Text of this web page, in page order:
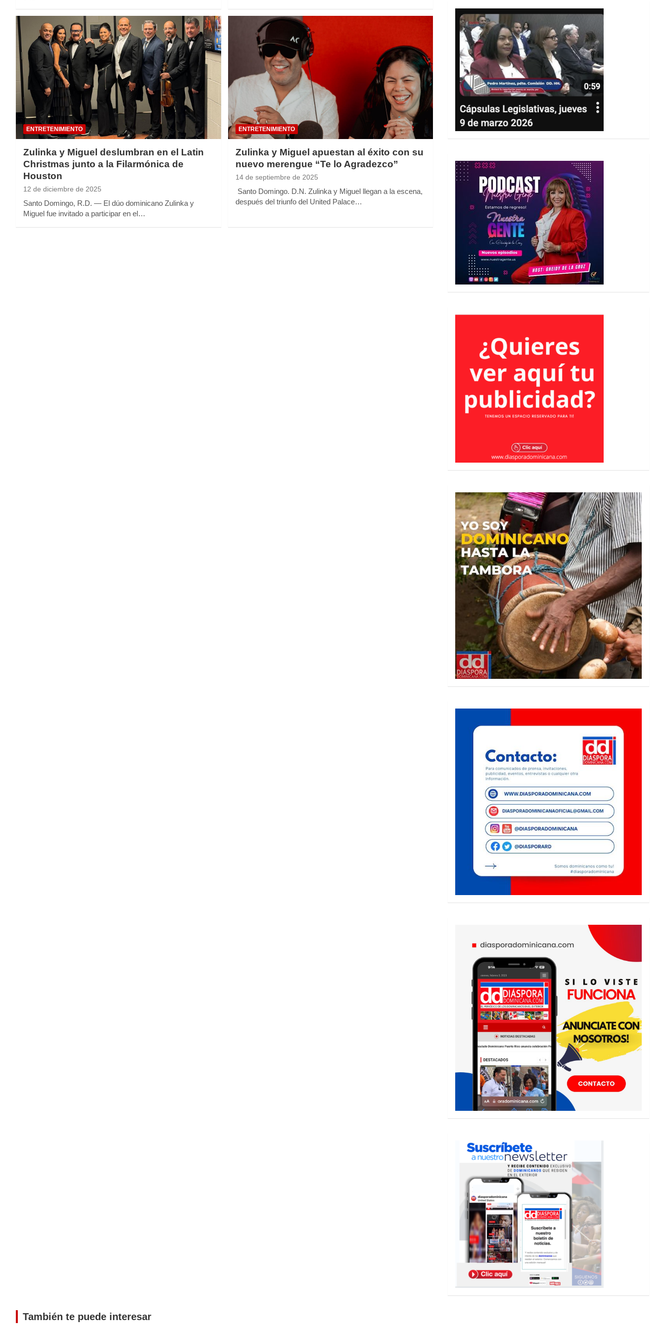
ENTRETENIMIENTO
Zulinka y Miguel deslumbran en el Latin
Christmas junto a la Filarmónica de
Houston
12 de diciembre de 2025
Santo Domingo, R.D. — El dúo dominicano Zulinka y
Miguel fue invitado a participar en el…
ENTRETENIMIENTO
Zulinka y Miguel apuestan al éxito con su
nuevo merengue “Te lo Agradezco”
14 de septiembre de 2025
Santo Domingo. D.N. Zulinka y Miguel llegan a la escena,
después del triunfo del United Palace…
También te puede interesar